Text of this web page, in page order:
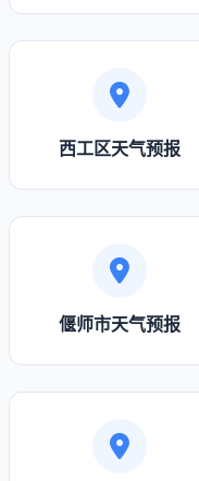
西工区天气预报
偃师市天气预报